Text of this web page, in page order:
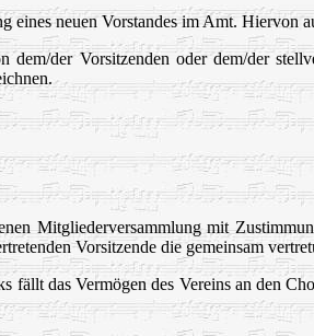
neuen Vorstandes im Amt.
der Vorsitzenden oder dem/der
Mitgliederversammlung mit
Vorsitzende die gemeinsam
das Vermögen des Vereins an den